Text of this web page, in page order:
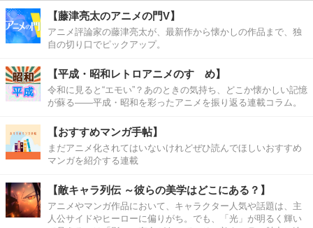
【藤津亮太のアニメの門V】
アニメ評論家の藤津亮太が、最新作から懐かしの作品まで、独
自の切り口でピックアップ。
【平成・昭和レトロアニメのすゝめ】
令和に見ると“エモい”？あのときの気持ち、どこか懐かしい記憶
が蘇る――平成・昭和を彩ったアニメを振り返る連載コラム。
【おすすめマンガ手帖】
まだアニメ化されてはいないけれどぜひ読んでほしいおすすめ
マンガを紹介する連載
【敵キャラ列伝 ～彼らの美学はどこにある？】
アニメやマンガ作品において、キャラクター人気や話題は、主
人公サイドやヒーローに偏りがち。でも、「光」が明るく輝い